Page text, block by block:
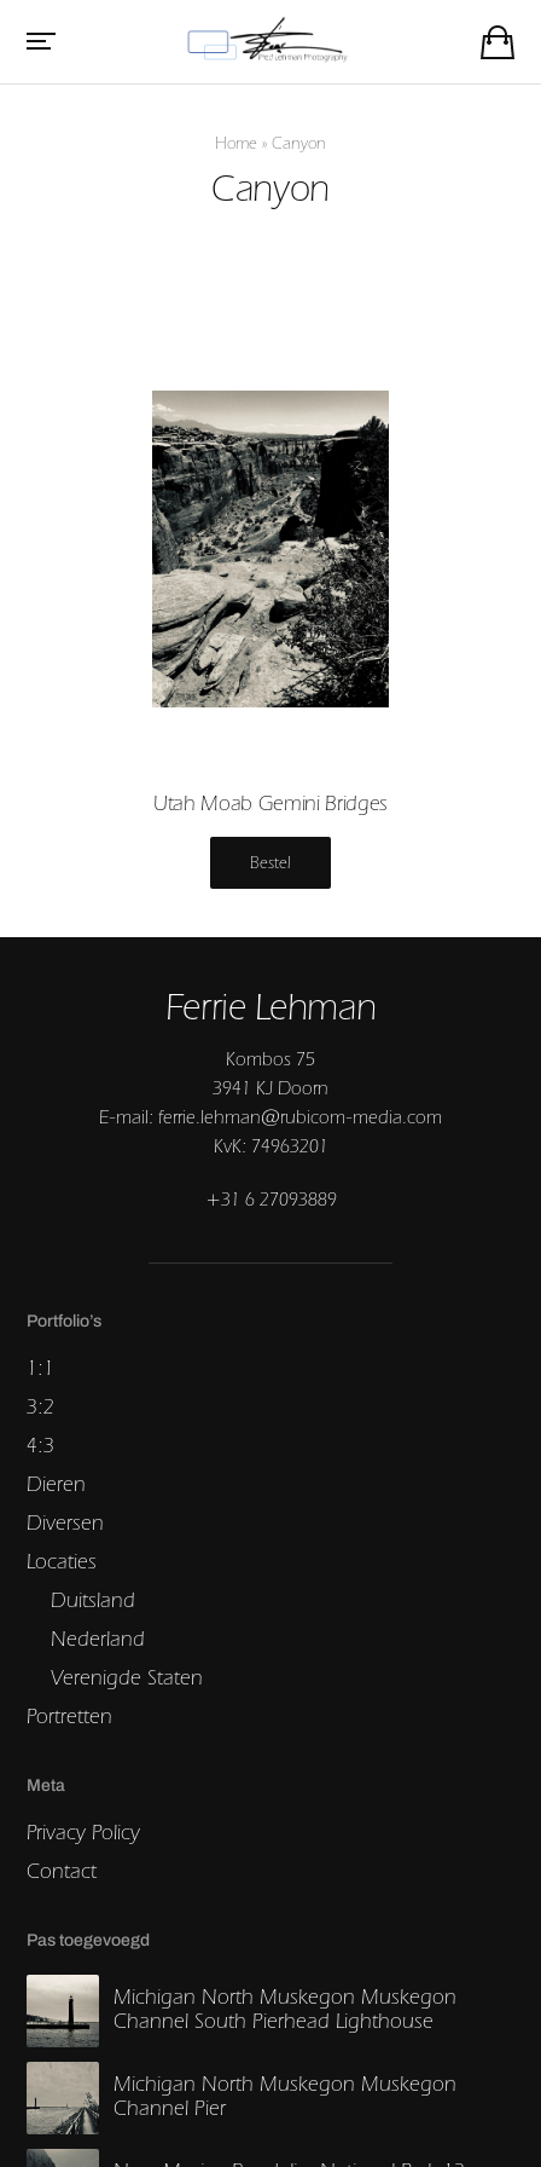
Home » Canyon
Canyon
Utah Moab Gemini Bridges
Bestel
Ferrie Lehman
Kombos 75
3941 KJ Doorn
E-mail: ferrie.lehman@rubicom-media.com
KvK: 74963201
+31 6 27093889
Portfolio’s
1:1
3:2
4:3
Dieren
Diversen
Locaties
Duitsland
Nederland
Verenigde Staten
Portretten
Meta
Privacy Policy
Contact
Pas toegevoegd
Michigan North Muskegon Muskegon
Channel South Pierhead Lighthouse
Michigan North Muskegon Muskegon
Channel Pier